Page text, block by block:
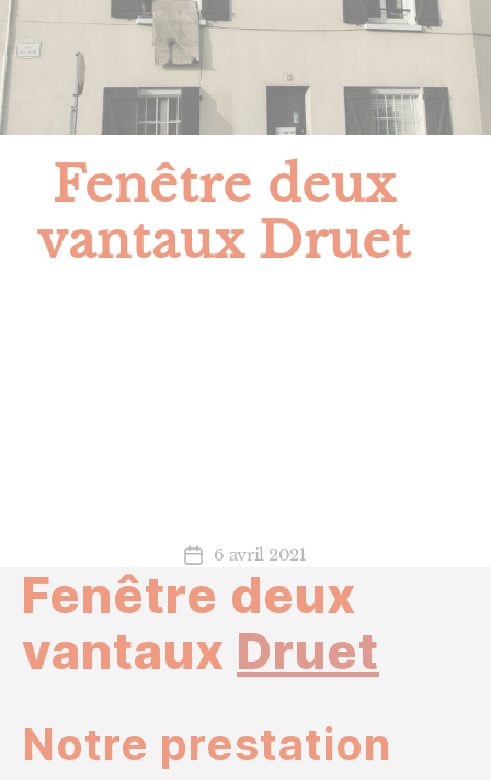
Fenêtre deux
vantaux Druet
Date
l’article
6 avril 2021
Fenêtre deux
vantaux Druet
Notre prestation